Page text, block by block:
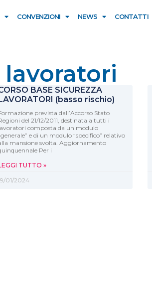
CONVENZIONI NEWS CONTATTI
lavoratori
BASE SICUREZZA
LAVORATORI (basso rischio)
prevista dall’Accorso Stato
del 21/12/2011, destinata a tutti i
composta da un modulo
e di un modulo “specifico” relativo
mansione svolta. Aggiornamento
Per i
TUTTO »
01/2024